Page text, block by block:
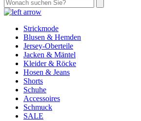
Strickmode
Blusen & Hemden
Jersey-Oberteile
Jacken & Mäntel
Kleider & Röcke
Hosen & Jeans
Shorts
Schuhe
Accessoires
Schmuck
SALE